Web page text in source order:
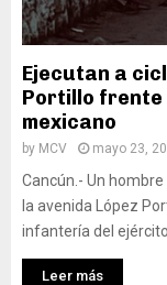
Ejecutan a
Portillo frente
mexicano
by MCV mayo 23,
Cancún.- Un
la avenida López
infantería del
Leer más